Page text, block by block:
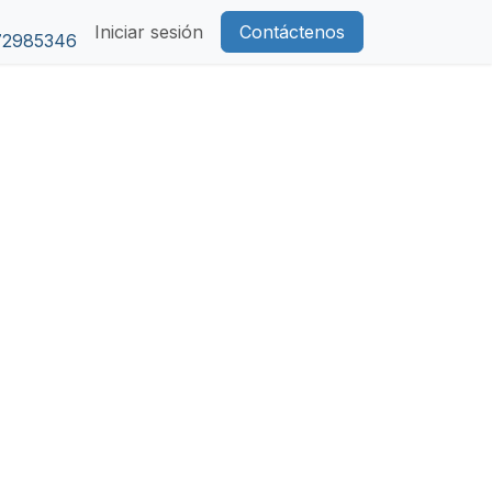
Iniciar sesión Contáctenos